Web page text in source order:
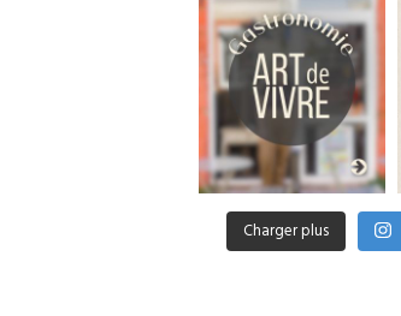
Charger plus